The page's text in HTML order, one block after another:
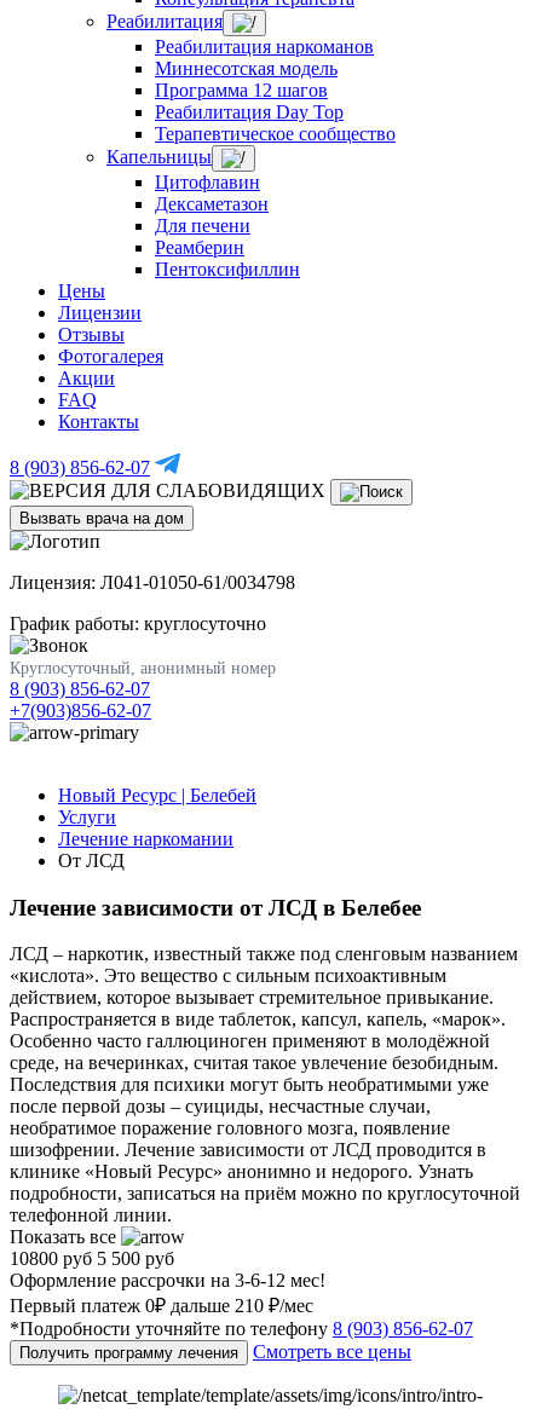
Реабилитация
Реабилитация наркоманов
Миннесотская модель
Программа 12 шагов
Реабилитация Day Top
Терапевтическое сообщество
Капельницы
Цитофлавин
Дексаметазон
Для печени
Реамберин
Пентоксифиллин
Цены
Лицензии
Отзывы
Фотогалерея
Акции
FAQ
Контакты
8 (903) 856-62-07
Вызвать врача на дом
Лицензия: Л041-01050-61/0034798
График работы: круглосуточно
Круглосуточный, анонимный номер
8 (903) 856-62-07
+7(903)856-62-07
Новый Ресурс | Белебей
Услуги
Лечение наркомании
От ЛСД
Лечение зависимости от ЛСД в Белебее
ЛСД – наркотик, известный также под сленговым названием
«кислота». Это вещество с сильным психоактивным
действием, которое вызывает стремительное привыкание.
Распространяется в виде таблеток, капсул, капель, «марок».
Особенно часто галлюциноген применяют в молодёжной
среде, на вечеринках, считая такое увлечение безобидным.
Последствия для психики могут быть необратимыми уже
после первой дозы – суициды, несчастные случаи,
необратимое поражение головного мозга, появление
шизофрении. Лечение зависимости от ЛСД проводится в
клинике «Новый Ресурс» анонимно и недорого. Узнать
подробности, записаться на приём можно по круглосуточной
телефонной линии.
Показать все
10800 руб 5 500 руб
Оформление рассрочки на 3-6-12 мес!
Первый платеж 0₽ дальше 210 ₽/мес
*Подробности уточняйте по телефону 8 (903) 856-62-07
Получить программу лечения Смотреть все цены